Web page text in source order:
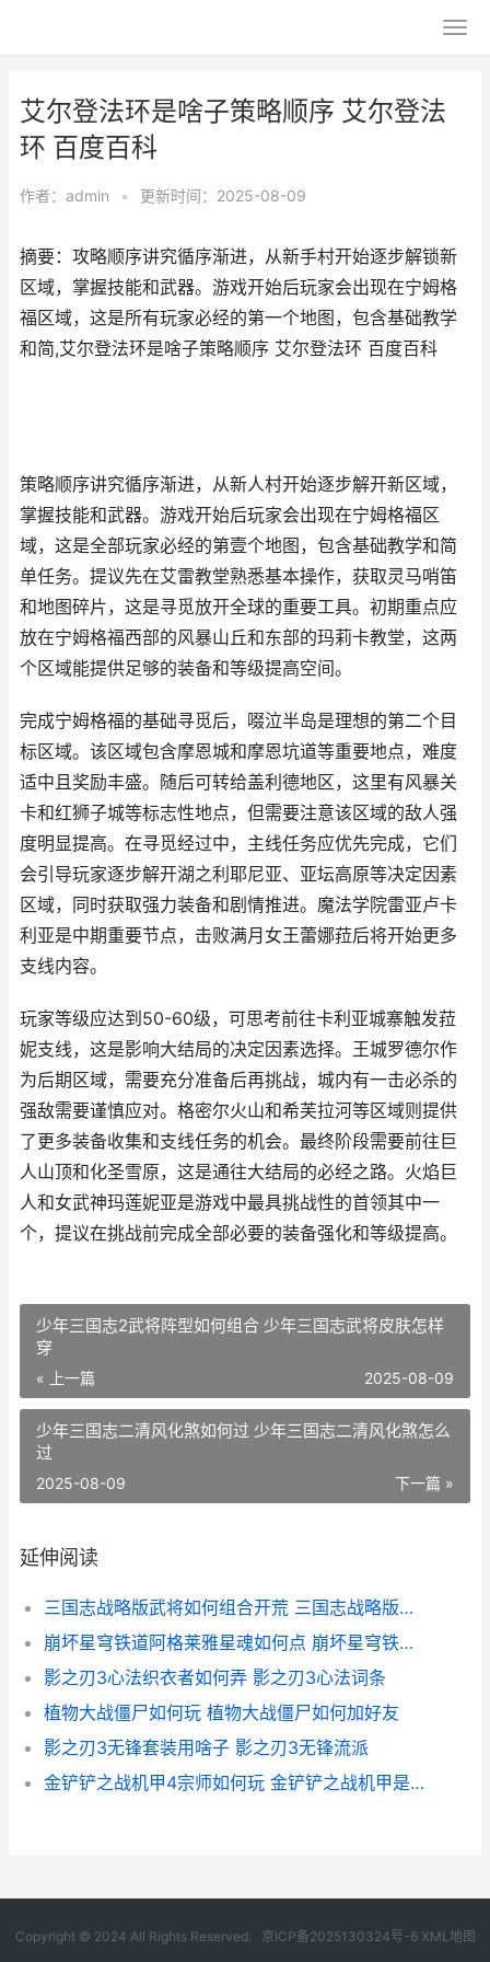
艾尔登法环是啥子策略顺序 艾尔登法
环 百度百科
作者： admin • 更新时间：2025-08-09
摘要：攻略顺序讲究循序渐进，从新手村开始逐步解锁新
区域，掌握技能和武器。游戏开始后玩家会出现在宁姆格
福区域，这是所有玩家必经的第一个地图，包含基础教学
和简,艾尔登法环是啥子策略顺序 艾尔登法环 百度百科
策略顺序讲究循序渐进，从新人村开始逐步解开新区域，
掌握技能和武器。游戏开始后玩家会出现在宁姆格福区
域，这是全部玩家必经的第壹个地图，包含基础教学和简
单任务。提议先在艾雷教堂熟悉基本操作，获取灵马哨笛
和地图碎片，这是寻觅放开全球的重要工具。初期重点应
放在宁姆格福西部的风暴山丘和东部的玛莉卡教堂，这两
个区域能提供足够的装备和等级提高空间。
完成宁姆格福的基础寻觅后，啜泣半岛是理想的第二个目
标区域。该区域包含摩恩城和摩恩坑道等重要地点，难度
适中且奖励丰盛。随后可转给盖利德地区，这里有风暴关
卡和红狮子城等标志性地点，但需要注意该区域的敌人强
度明显提高。在寻觅经过中，主线任务应优先完成，它们
会引导玩家逐步解开湖之利耶尼亚、亚坛高原等决定因素
区域，同时获取强力装备和剧情推进。魔法学院雷亚卢卡
利亚是中期重要节点，击败满月女王蕾娜菈后将开始更多
支线内容。
玩家等级应达到50-60级，可思考前往卡利亚城寨触发菈
妮支线，这是影响大结局的决定因素选择。王城罗德尔作
为后期区域，需要充分准备后再挑战，城内有一击必杀的
强敌需要谨慎应对。格密尔火山和希芙拉河等区域则提供
了更多装备收集和支线任务的机会。最终阶段需要前往巨
人山顶和化圣雪原，这是通往大结局的必经之路。火焰巨
人和女武神玛莲妮亚是游戏中最具挑战性的首领其中一
个，提议在挑战前完成全部必要的装备强化和等级提高。
少年三国志2武将阵型如何组合 少年三国志武将皮肤怎样
穿
« 上一篇 2025-08-09
少年三国志二清风化煞如何过 少年三国志二清风化煞怎么
过
下一篇 »
2025-08-09
延伸阅读
三国志战略版武将如何组合开荒 三国志战略版武将搭配图表
崩坏星穹铁道阿格莱雅星魂如何点 崩坏星穹铁道阿兰的星魂图片
影之刃3心法织衣者如何弄 影之刃3心法词条
植物大战僵尸如何玩 植物大战僵尸如何加好友
影之刃3无锋套装用啥子 影之刃3无锋流派
金铲铲之战机甲4宗师如何玩 金铲铲之战机甲是哪个赛季
Copyright © 2024 All Rights Reserved. 京ICP备2025130324号-6 XML地图